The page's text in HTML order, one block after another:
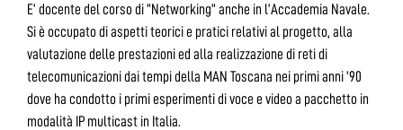
E’ docente del corso di “Networking” anche in l’Accademia Navale.
Si è occupato di aspetti teorici e pratici relativi al progetto, alla
valutazione delle prestazioni ed alla realizzazione di reti di
telecomunicazioni dai tempi della MAN Toscana nei primi anni ’90
dove ha condotto i primi esperimenti di voce e video a pacchetto in
modalità IP multicast in Italia.